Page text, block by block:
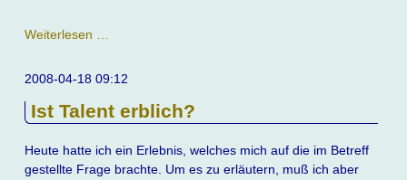
Weiterlesen …
Festplattenzerstörer
2008-04-18 09:12
Ist Talent erblich?
Heute hatte ich ein Erlebnis, welches mich auf die im Betreff
gestellte Frage brachte. Um es zu erläutern, muß ich aber